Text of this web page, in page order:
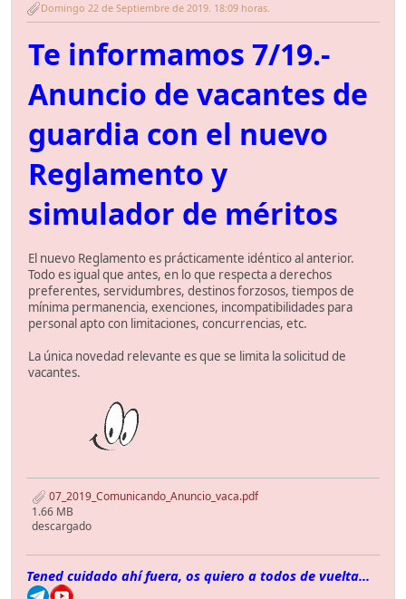
Domingo 22 de Septiembre de 2019. 18:09 horas.
Te informamos 7/19.-
Anuncio de vacantes de
guardia con el nuevo
Reglamento y
simulador de méritos
El nuevo Reglamento es prácticamente idéntico al anterior.
Todo es igual que antes, en lo que respecta a derechos
preferentes, servidumbres, destinos forzosos, tiempos de
mínima permanencia, exenciones, incompatibilidades para
personal apto con limitaciones, concurrencias, etc.
La única novedad relevante es que se limita la solicitud de
vacantes.
07_2019_Comunicando_Anuncio_vaca.pdf
1.66 MB
descargado
Tened cuidado ahí fuera, os quiero a todos de vuelta...